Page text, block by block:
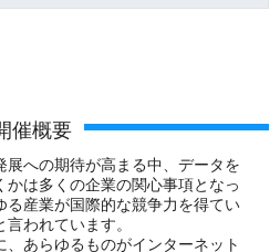
催概要
展への期待が高まる中、データを
かは多くの企業の関心事項となっ
る産業が国際的な競争力を得てい
われています。
あらゆるものがインターネット